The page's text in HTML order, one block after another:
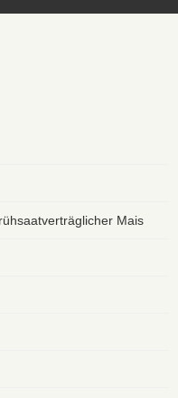
Mais